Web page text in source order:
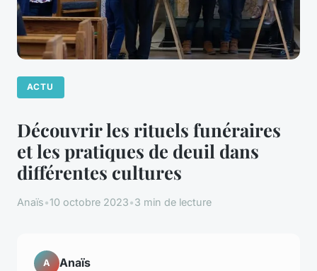
ACTU
Découvrir les rituels funéraires
et les pratiques de deuil dans
différentes cultures
Anaïs•10 octobre 2023•3 min de lecture
A Anaïs